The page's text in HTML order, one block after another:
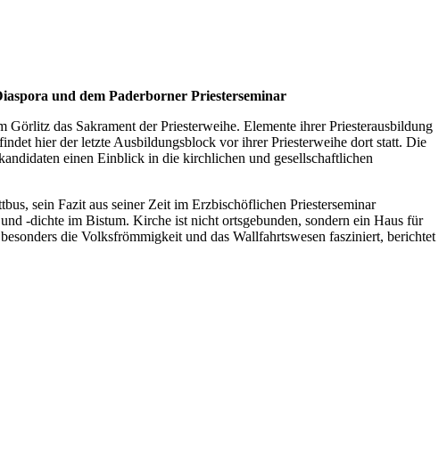
und dem Paderborner Priesterseminar
das Sakrament der Priesterweihe. Elemente ihrer Priesterausbildung
hier der letzte Ausbildungsblock vor ihrer Priesterweihe dort statt. Die
einen Einblick in die kirchlichen und gesellschaftlichen
sein Fazit aus seiner Zeit im Erzbischöflichen Priesterseminar
-dichte im Bistum. Kirche ist nicht ortsgebunden, sondern ein Haus für
die Volksfrömmigkeit und das Wallfahrtswesen fasziniert, berichtet